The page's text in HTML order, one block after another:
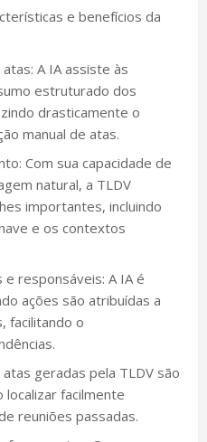
e benefícios da
A IA assiste às
estruturado dos
drasticamente o
manual de atas.
Com sua capacidade de
natural, a TLDV
importantes, incluindo
e os contextos
responsáveis: A IA é
ações são atribuídas a
facilitando o
geradas pela TLDV são
facilmente
reuniões passadas.